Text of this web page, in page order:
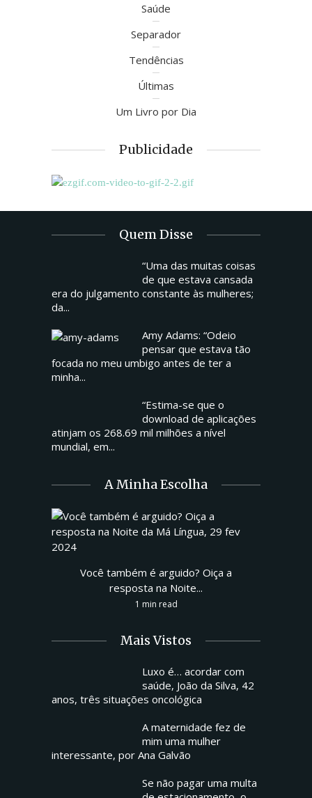
Saúde
Separador
Tendências
Últimas
Um Livro por Dia
Publicidade
Quem Disse
“Uma das muitas coisas
de que estava cansada
era do julgamento constante às mulheres;
da...
Amy Adams: “Odeio
pensar que estava tão
focada no meu umbigo antes de ter a
minha...
“Estima-se que o
download de aplicações
atinjam os 268.69 mil milhões a nível
mundial, em...
A Minha Escolha
Você também é arguido? Oiça a
resposta na Noite...
1 min read
Mais Vistos
Luxo é… acordar com
saúde, João da Silva, 42
anos, três situações oncológica
A maternidade fez de
mim uma mulher
interessante, por Ana Galvão
Se não pagar uma multa